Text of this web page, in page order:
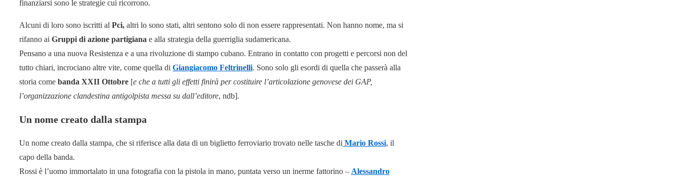
finanziarsi sono le strategie cui ricorrono.
Alcuni di loro sono iscritti al Pci, altri lo sono stati, altri sentono solo di non essere rappresentati. Non hanno nome, ma si
rifanno ai Gruppi di azione partigiana e alla strategia della guerriglia sudamericana.
Pensano a una nuova Resistenza e a una rivoluzione di stampo cubano. Entrano in contatto con progetti e percorsi non del
tutto chiari, incrociano altre vite, come quella di Giangiacomo Feltrinelli. Sono solo gli esordi di quella che passerà alla
storia come banda XXII Ottobre [e che a tutti gli effetti finirà per costituire l’articolazione genovese dei GAP,
l’organizzazione clandestina antigolpista messa su dall’editore, ndb].
Un nome creato dalla stampa
Un nome creato dalla stampa, che si riferisce alla data di un biglietto ferroviario trovato nelle tasche di Mario Rossi, il
capo della banda.
Rossi è l’uomo immortalato in una fotografia con la pistola in mano, puntata verso un inerme fattorino – Alessandro